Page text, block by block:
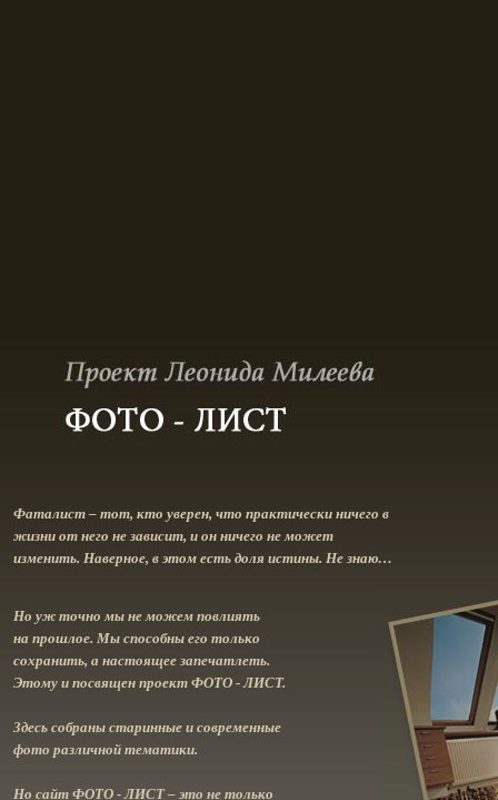
Фаталист – тот, кто уверен, что практически ничего в
жизни от него не зависит, и он ничего не может
изменить. Наверное, в этом есть доля истины. Не знаю…
Но уж точно мы не можем повлиять
на прошлое. Мы способны его только
сохранить, а настоящее запечатлеть.
Этому и посвящен проект ФОТО - ЛИСТ.
Здесь собраны старинные и современные
фото различной тематики.
Но сайт ФОТО - ЛИСТ – это не только